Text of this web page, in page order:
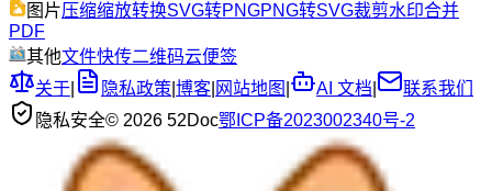
图片压缩缩放转换SVG转PNGPNG转SVG裁剪水印合并
PDF
其他文件快传二维码云便签
关于
隐私政策 博客 网站地图 AI 文档
联系我们
隐私安全© 2026 52Doc鄂ICP备2023002340号-2